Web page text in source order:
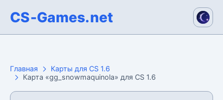
CS-Games.net
Главная
Карты для CS 1.6
Карта «gg_snowmaquinola» для CS 1.6